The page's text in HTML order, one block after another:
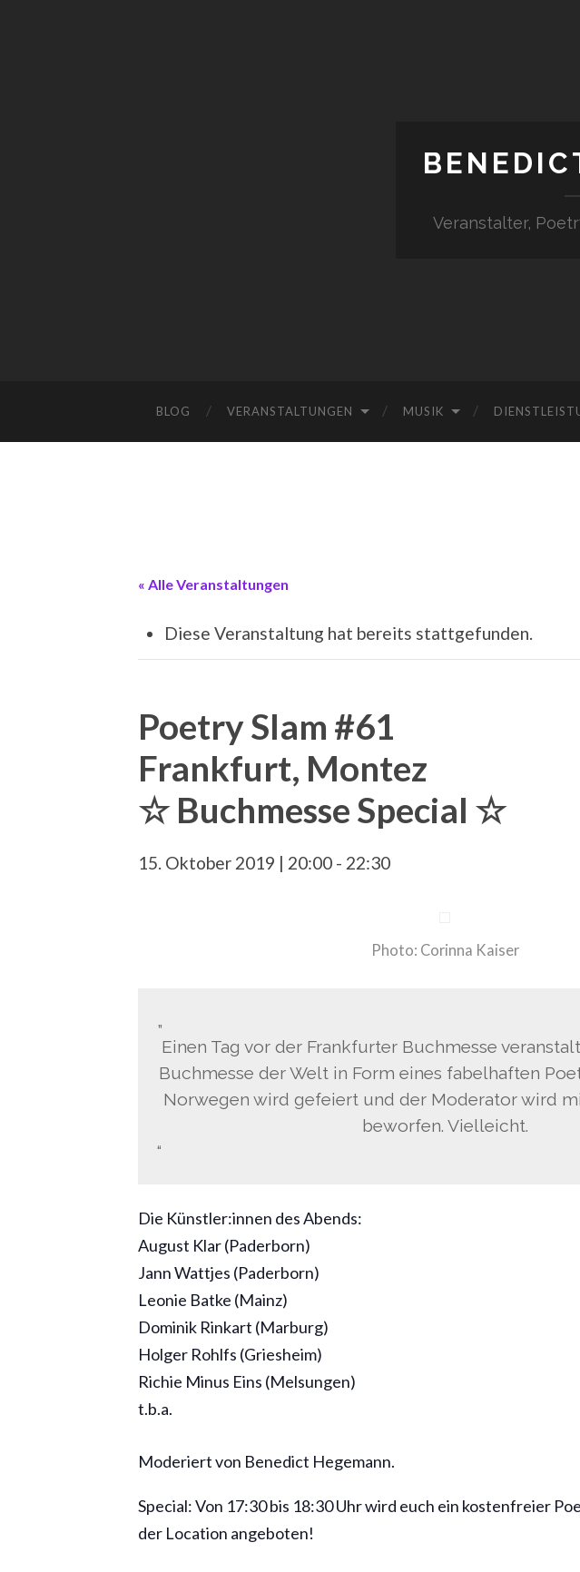
Veranstalter,
BLOG VERANSTALTUNGEN MUSIK
« Alle Veranstaltungen
Diese Veranstaltung hat bereits stattgefunden.
Poetry Slam #61
Frankfurt, Montez
☆ Buchmesse Special ☆
15. Oktober 2019 | 20:00 - 22:30
Photo: Corinna Kaiser
Einen Tag vor der Frankfurter Buchmesse
Buchmesse der Welt in Form eines fabelhaften
Norwegen wird gefeiert und der Moderator wird
beworfen. Vielleicht.
Die Künstler:innen des Abends:
August Klar (Paderborn)
Jann Wattjes (Paderborn)
Leonie Batke (Mainz)
Dominik Rinkart (Marburg)
Holger Rohlfs (Griesheim)
Richie Minus Eins (Melsungen)
t.b.a.
Moderiert von Benedict Hegemann.
Special: Von 17:30 bis 18:30 Uhr wird euch ein kostenfreier
der Location angeboten!